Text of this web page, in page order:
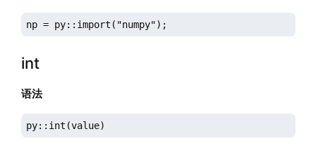
np = py::import("numpy");
int
语法
py::int(value)